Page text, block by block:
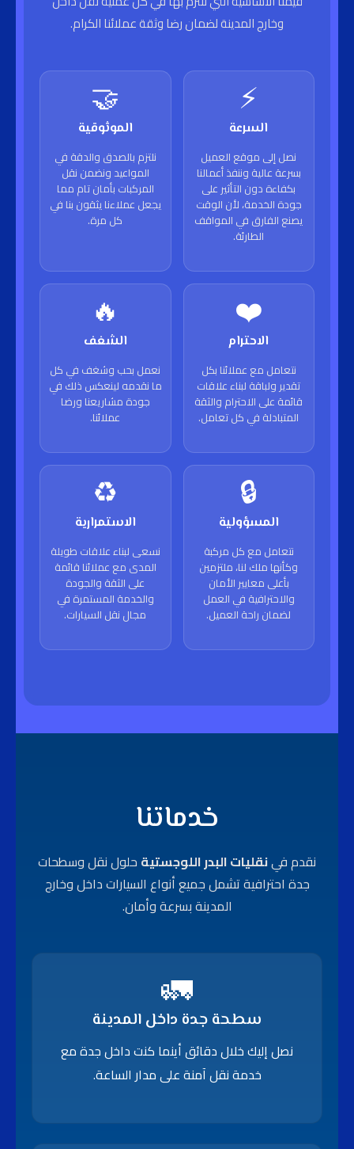
وخارج المدينة لضمان رضا وثقة عملائنا الكرام.
⚡
السرعة
نصل إلى موقع العميل
بسرعة عالية وننفذ أعمالنا
بكفاءة دون التأثير على
جودة الخدمة، لأن الوقت
يصنع الفارق في المواقف
الطارئة.
🤝
الموثوقية
نلتزم بالصدق والدقة في
المواعيد ونضمن نقل
المركبات بأمان تام مما
يجعل عملاءنا يثقون بنا في
كل مرة.
❤️
الاحترام
نتعامل مع عملائنا بكل
تقدير ولباقة لبناء علاقات
قائمة على الاحترام والثقة
المتبادلة في كل تعامل.
🔥
الشغف
نعمل بحب وشغف في كل
ما نقدمه لينعكس ذلك في
جودة مشاريعنا ورضا
عملائنا.
🔒
المسؤولية
نتعامل مع كل مركبة
وكأنها ملك لنا، ملتزمين
بأعلى معايير الأمان
والاحترافية في العمل
لضمان راحة العميل.
♻️
الاستمرارية
نسعى لبناء علاقات طويلة
المدى مع عملائنا قائمة
على الثقة والجودة
والخدمة المستمرة في
مجال نقل السيارات.
خدماتنا
نقدم فينقليات البدر اللوجستية حلول نقل وسطحات
جدة احترافية تشمل جميع أنواع السيارات داخل وخارج
المدينة بسرعة وأمان.
🚛
سطحة جدة داخل المدينة
نصل إليك خلال دقائق أينما كنت داخل جدة مع
خدمة نقل آمنة على مدار الساعة.